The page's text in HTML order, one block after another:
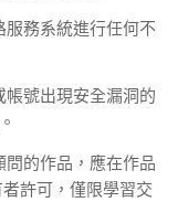
務系統進行任何不
號出現安全漏洞的
的作品，應在作品
許可，僅限學習交